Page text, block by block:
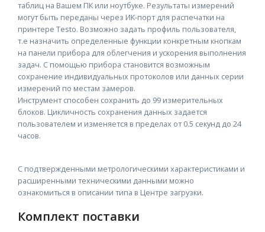
таблиц на Вашем ПК или ноутбуке. Результаты измерений
могут быть переданы через ИК-порт для распечатки на
принтере Testo. Возможно задать профиль пользователя,
т.е назначить определенные функции конкретным кнопкам
на панели прибора для облегчения и ускорения выполнения
задач. С помощью прибора становится возможным
сохранение индивидуальных протоколов или данных серии
измерений по местам замеров.
Инструмент способен сохранить до 99 измерительных
блоков. Цикличность сохранения данных задается
пользователем и изменяется в пределах от 0.5 секунд до 24
часов.
С подтвержденными метрологическими характеристиками и
расширенными техническими данными можно
ознакомиться в описании типа в Центре загрузки.
Комплект поставки